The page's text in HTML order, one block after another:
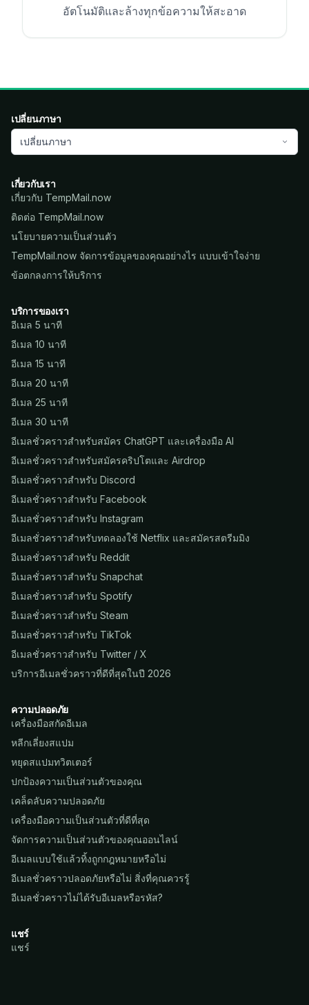
อัตโนมัติและล้างทุกข้อความให้สะอาด
เปลี่ยนภาษา
เปลี่ยนภาษา
เกี่ยวกับเรา
เกี่ยวกับ TempMail.now
ติดต่อ TempMail.now
นโยบายความเป็นส่วนตัว
TempMail.now จัดการข้อมูลของคุณอย่างไร แบบเข้าใจง่าย
ข้อตกลงการให้บริการ
บริการของเรา
อีเมล 5 นาที
อีเมล 10 นาที
อีเมล 15 นาที
อีเมล 20 นาที
อีเมล 25 นาที
อีเมล 30 นาที
อีเมลชั่วคราวสำหรับสมัคร ChatGPT และเครื่องมือ AI
อีเมลชั่วคราวสำหรับสมัครคริปโตและ Airdrop
อีเมลชั่วคราวสำหรับ Discord
อีเมลชั่วคราวสำหรับ Facebook
อีเมลชั่วคราวสำหรับ Instagram
อีเมลชั่วคราวสำหรับทดลองใช้ Netflix และสมัครสตรีมมิง
อีเมลชั่วคราวสำหรับ Reddit
อีเมลชั่วคราวสำหรับ Snapchat
อีเมลชั่วคราวสำหรับ Spotify
อีเมลชั่วคราวสำหรับ Steam
อีเมลชั่วคราวสำหรับ TikTok
อีเมลชั่วคราวสำหรับ Twitter / X
บริการอีเมลชั่วคราวที่ดีที่สุดในปี 2026
ความปลอดภัย
เครื่องมือสกัดอีเมล
หลีกเลี่ยงสแปม
หยุดสแปมทวิตเตอร์
ปกป้องความเป็นส่วนตัวของคุณ
เคล็ดลับความปลอดภัย
เครื่องมือความเป็นส่วนตัวที่ดีที่สุด
จัดการความเป็นส่วนตัวของคุณออนไลน์
อีเมลแบบใช้แล้วทิ้งถูกกฎหมายหรือไม่
อีเมลชั่วคราวปลอดภัยหรือไม่ สิ่งที่คุณควรรู้
อีเมลชั่วคราวไม่ได้รับอีเมลหรือรหัส?
แชร์
แชร์